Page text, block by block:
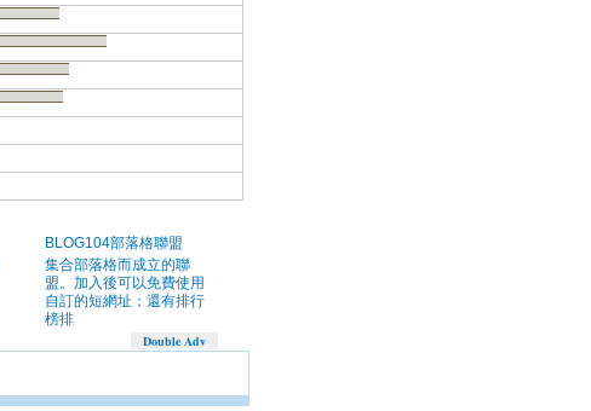
BLOG104部落格聯盟
集合部落格而成立的聯
盟。加入後可以免費使用
自訂的短網址；還有排行
榜排
Double Adv